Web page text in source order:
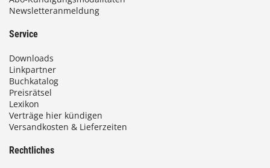
Newsletteranmeldung
Service
Downloads
Linkpartner
Buchkatalog
Preisrätsel
Lexikon
Verträge hier kündigen
Versandkosten & Lieferzeiten
Rechtliches